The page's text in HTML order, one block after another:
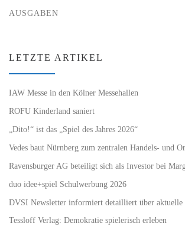
AUSGABEN
LETZTE ARTIKEL
IAW Messe in den Kölner Messehallen
ROFU Kinderland saniert
„Dito!“ ist das „Spiel des Jahres 2026“
Vedes baut Nürnberg zum zentralen Handels- und
Ravensburger AG beteiligt sich als Investor bei
duo idee+spiel Schulwerbung 2026
DVSI Newsletter informiert detailliert über aktuelle
Tessloff Verlag: Demokratie spielerisch erleben